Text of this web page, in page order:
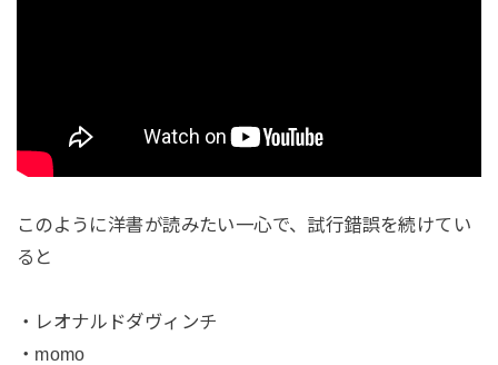
このように洋書が読みたい一心で、試行錯誤を続けてい
ると
・レオナルドダヴィンチ
・momo